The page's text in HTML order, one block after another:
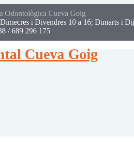
Odontològica Cueva Goig
i Divendres 10 a 16; Dimarts i
/ 689 296 175
Cueva Goig